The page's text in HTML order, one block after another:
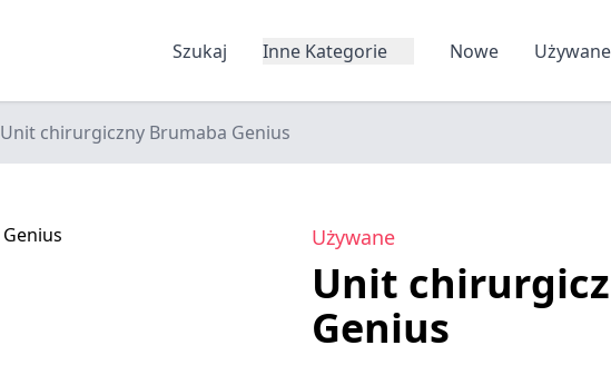
Szukaj Inne Kategorie Nowe Używane
Unit chirurgiczny Brumaba Genius
Używane
Unit
Genius